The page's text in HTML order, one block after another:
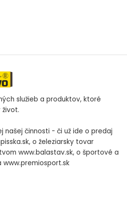
služieb a produktov, ktoré
život.
našej činnosti - či už ide o predaj
o železiarsky tovar
www.balastav.sk, o športové a